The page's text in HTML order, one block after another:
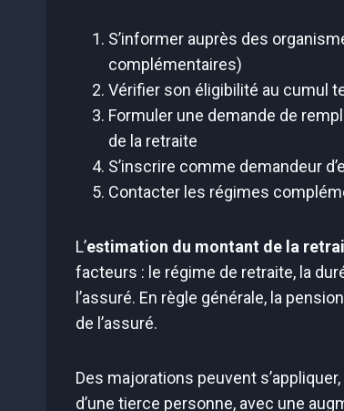
S’informer auprès des
complémentaires)
Vérifier son éligibilité au cumul
Formuler une demande de
de la retraite
S’inscrire comme demandeur
Contacter les régimes
L’estimation du montant de la
facteurs : le régime de retraite, la
l’assuré. En règle générale, la
de l’assuré.
Des majorations peuvent
d’une tierce personne, avec une